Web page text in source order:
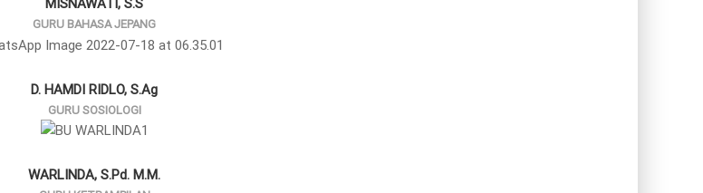
MISNAWATI, S.S
GURU BAHASA JEPANG
D. HAMDI RIDLO, S.Ag
GURU SOSIOLOGI
WARLINDA, S.Pd. M.M.